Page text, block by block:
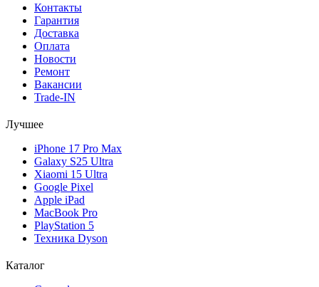
Контакты
Гарантия
Доставка
Оплата
Новости
Ремонт
Вакансии
Trade-IN
Лучшее
iPhone 17 Pro Max
Galaxy S25 Ultra
Xiaomi 15 Ultra
Google Pixel
Apple iPad
MacBook Pro
PlayStation 5
Техника Dyson
Каталог